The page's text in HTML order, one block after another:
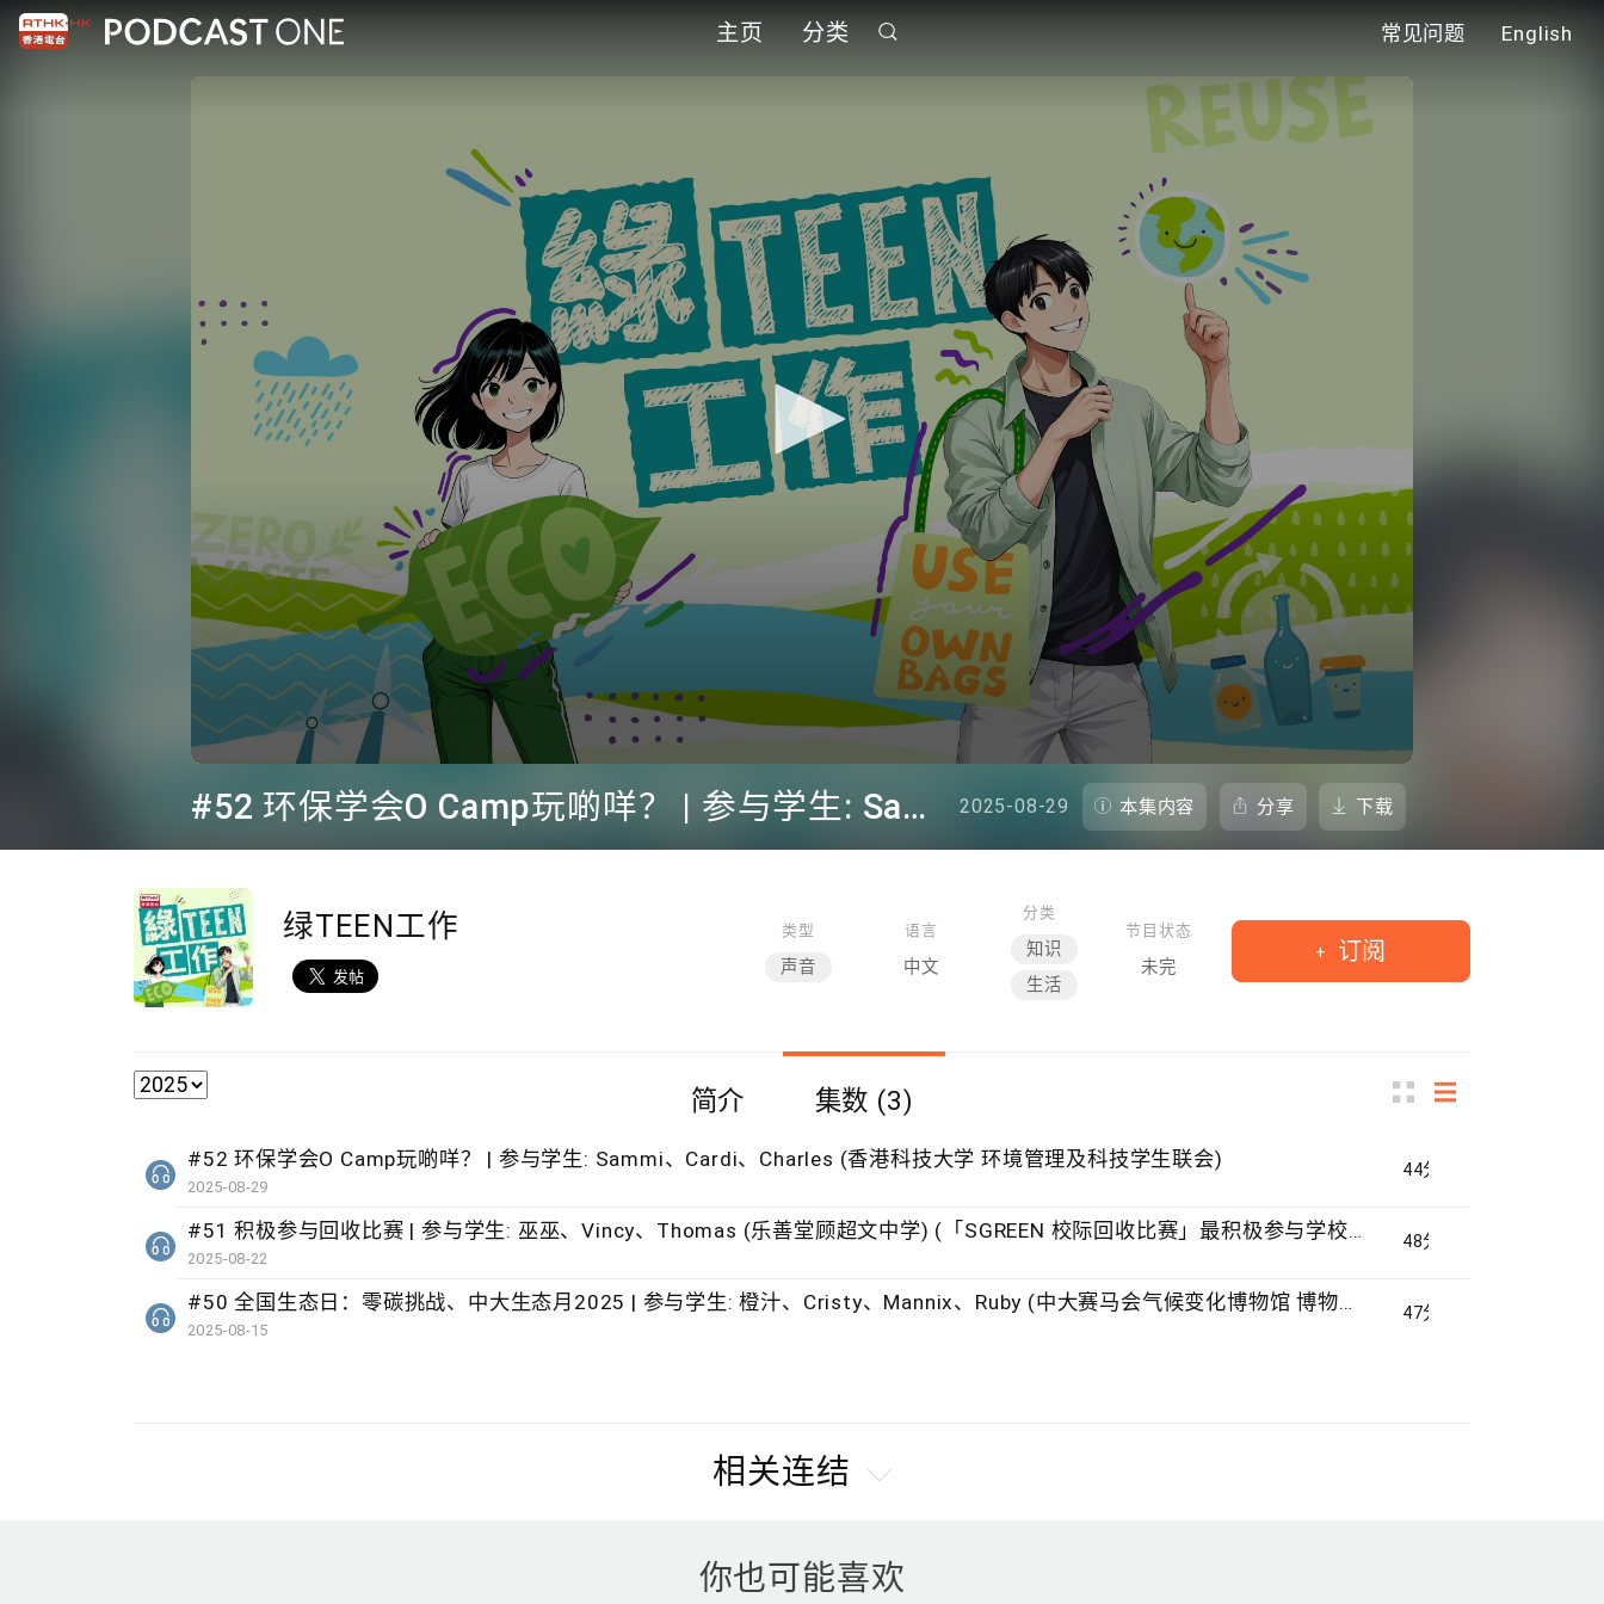
主页 分类 常见问题 English
seconds
of
minutes,
seconds
90%
#52 环保学会O Camp玩啲咩？ | 参与学生: Sammi、Cardi、Charles (香港科技大学 环境管理及科技学生联会) 2025-08-29 本集内容 分享 下载
绿TEEN工作 类型
声音
语言
中文
分类
知识
生活
节目状态
未完
订阅
简介 集数 (3)
44分钟
#52 环保学会O Camp玩啲咩？ | 参与学生: Sammi、Cardi、Charles (香港科技大学 环境管理及科技学生联会)
2025-08-29
48分钟
#51 积极参与回收比赛 | 参与学生: 巫巫、Vincy、Thomas (乐善堂顾超文中学) (「SGREEN 校际回收比赛」最积极参与学校奖 中学组银奖得主)
2025-08-22
47分钟
#50 全国生态日：零碳挑战、中大生态月2025 | 参与学生: 橙汁、Cristy、Mannix、Ruby (中大赛马会气候变化博物馆 博物馆大使)
2025-08-15
相关连结
你也可能喜欢